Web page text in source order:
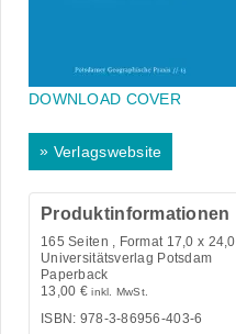
DOWNLOAD COVER
» Verlagswebsite
Produktinformationen
165 Seiten , Format 17,0 x 24,0
Universitätsverlag Potsdam
Paperback
13,00 € inkl. MwSt.
ISBN: 978-3-86956-403-6